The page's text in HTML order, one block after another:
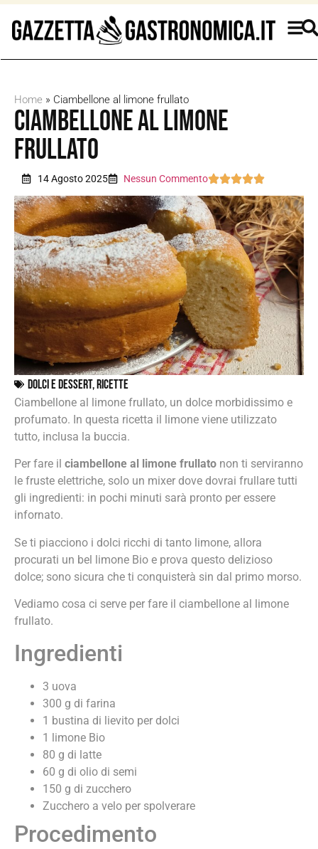
Home » Ciambellone al limone frullato
Ciambellone al limone
frullato
14 Agosto 2025 Nessun Commento
Dolci e dessert,Ricette
Ciambellone al limone frullato, un dolce morbidissimo e
profumato. In questa ricetta il limone viene utilizzato
tutto, inclusa la buccia.
Per fare il ciambellone al limone frullato non ti serviranno
le fruste elettriche, solo un mixer dove dovrai frullare tutti
gli ingredienti: in pochi minuti sarà pronto per essere
infornato.
Se ti piacciono i dolci ricchi di tanto limone, allora
procurati un bel limone Bio e prova questo delizioso
dolce; sono sicura che ti conquisterà sin dal primo morso.
Vediamo cosa ci serve per fare il ciambellone al limone
frullato.
Ingredienti
3 uova
300 g di farina
1 bustina di lievito per dolci
1 limone Bio
80 g di latte
60 g di olio di semi
150 g di zucchero
Zucchero a velo per spolverare
Procedimento